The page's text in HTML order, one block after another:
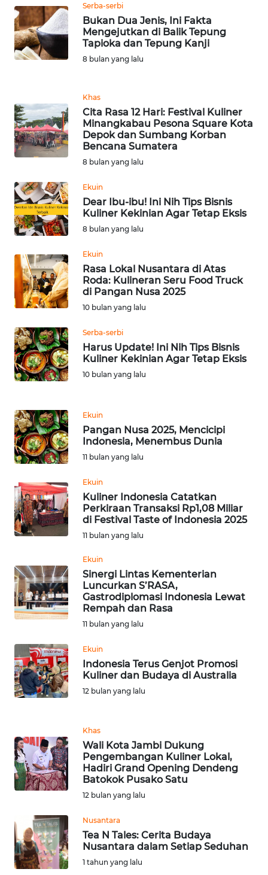
Serba-serbi
Bukan Dua Jenis, Ini Fakta
Mengejutkan di Balik Tepung
Tapioka dan Tepung Kanji
8 bulan yang lalu
Khas
Cita Rasa 12 Hari: Festival Kuliner
Minangkabau Pesona Square Kota
Depok dan Sumbang Korban
Bencana Sumatera
8 bulan yang lalu
Ekuin
Dear Ibu-ibu! Ini Nih Tips Bisnis
Kuliner Kekinian Agar Tetap Eksis
8 bulan yang lalu
Ekuin
Rasa Lokal Nusantara di Atas
Roda: Kulineran Seru Food Truck
di Pangan Nusa 2025
10 bulan yang lalu
Serba-serbi
Harus Update! Ini Nih Tips Bisnis
Kuliner Kekinian Agar Tetap Eksis
10 bulan yang lalu
Ekuin
Pangan Nusa 2025, Mencicipi
Indonesia, Menembus Dunia
11 bulan yang lalu
Ekuin
Kuliner Indonesia Catatkan
Perkiraan Transaksi Rp1,08 Miliar
di Festival Taste of Indonesia 2025
11 bulan yang lalu
Ekuin
Sinergi Lintas Kementerian
Luncurkan S’RASA,
Gastrodiplomasi Indonesia Lewat
Rempah dan Rasa
11 bulan yang lalu
Ekuin
Indonesia Terus Genjot Promosi
Kuliner dan Budaya di Australia
12 bulan yang lalu
Khas
Wali Kota Jambi Dukung
Pengembangan Kuliner Lokal,
Hadiri Grand Opening Dendeng
Batokok Pusako Satu
12 bulan yang lalu
Nusantara
Tea N Tales: Cerita Budaya
Nusantara dalam Setiap Seduhan
1 tahun yang lalu
OPINI
EDITORIAL
INDEKS
BERITA
KONTAK
KAMI
INFO
IKLAN
TENTANG
PEDOMAN
MEDIA
SIBER
REDAKSI
KARIR
Wahana
News
Regional
WN
SUMUT
WN
WN
JABAR
WN
WN
NTT
WN
PAPUA
WN
BARAT
WN
RIAU